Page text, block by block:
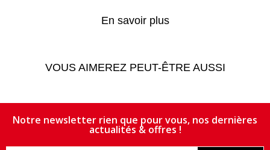
En savoir plus
VOUS AIMEREZ PEUT-ÊTRE AUSSI
Notre newsletter rien que pour vous, nos dernières
actualités & offres !